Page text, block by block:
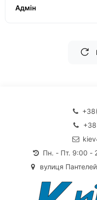
Адмін
Пн. - Пт. 9:00 -
вулиця